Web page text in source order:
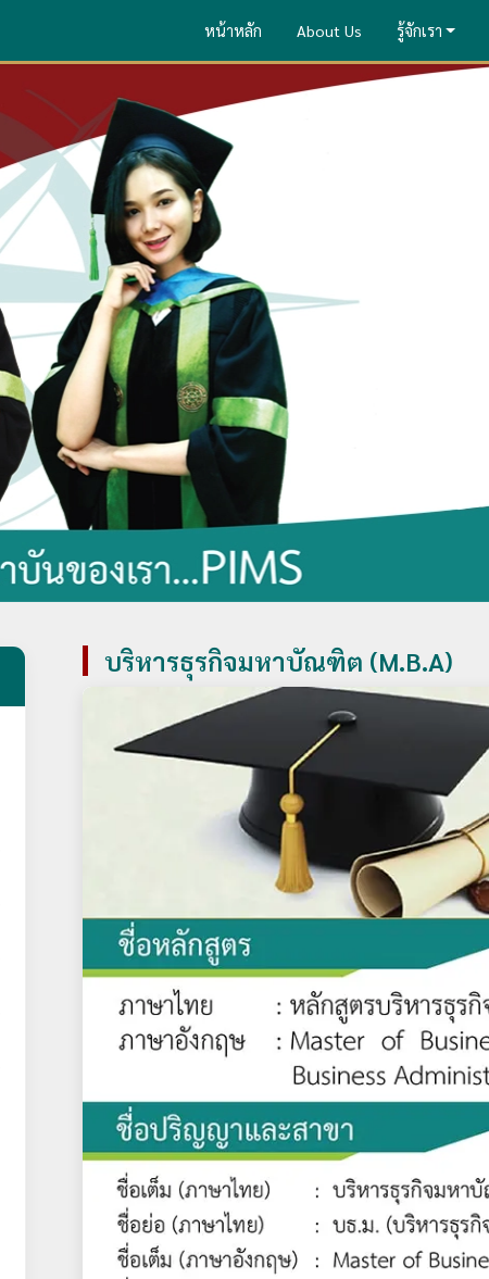
หน้าหลัก About Us รู้จักเรา
บริหารธุรกิจมหาบัณฑิต (M.B.A)